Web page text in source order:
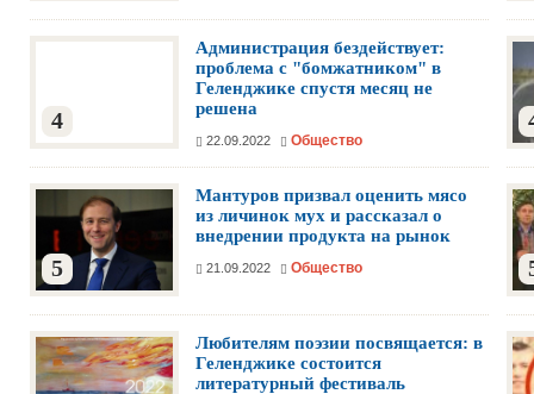
4
Администрация бездействует:
проблема с "бомжатником" в
Геленджике спустя месяц не
решена
22.09.2022 Общество
5
Мантуров призвал оценить мясо
из личинок мух и рассказал о
внедрении продукта на рынок
21.09.2022 Общество
Любителям поэзии посвящается: в
Геленджике состоится
литературный фестиваль